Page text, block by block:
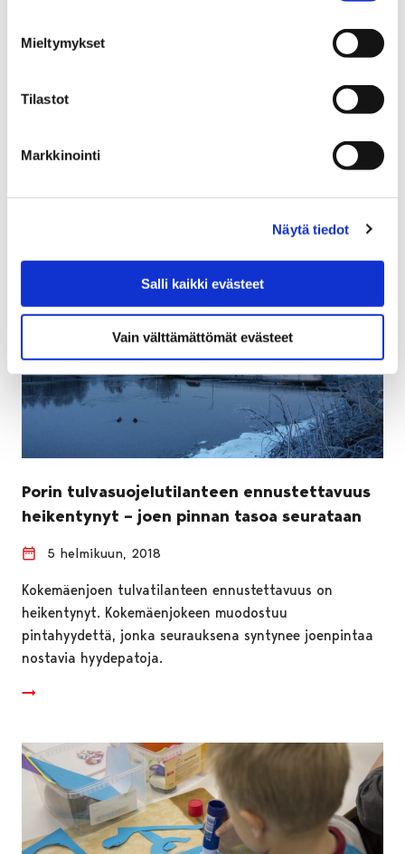
Mieltymykset
Tilastot
Markkinointi
Näytä tiedot
Salli kaikki evästeet
Vain välttämättömät evästeet
asuntopainotteisemmalla kokonaisuudella.
Porin tulvasuojelutilanteen ennustettavuus
heikentynyt – joen pinnan tasoa seurataan
5 helmikuun, 2018
Kokemäenjoen tulvatilanteen ennustettavuus on
heikentynyt. Kokemäenjokeen muodostuu
pintahyydettä, jonka seurauksena syntynee joenpintaa
nostavia hyydepatoja.